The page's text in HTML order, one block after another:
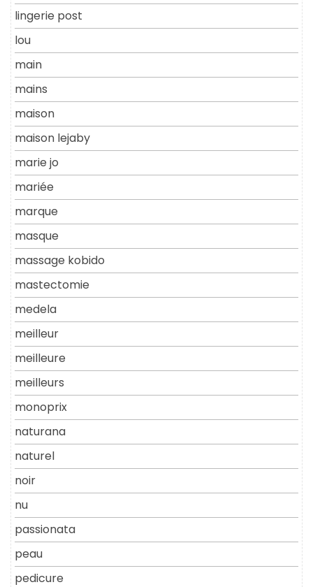
lingerie post
lou
main
mains
maison
maison lejaby
marie jo
mariée
marque
masque
massage kobido
mastectomie
medela
meilleur
meilleure
meilleurs
monoprix
naturana
naturel
noir
nu
passionata
peau
pedicure